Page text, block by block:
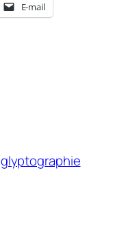
E-mail
glyptographie